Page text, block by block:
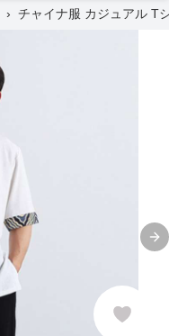
› チャイナ服 カジュアル T